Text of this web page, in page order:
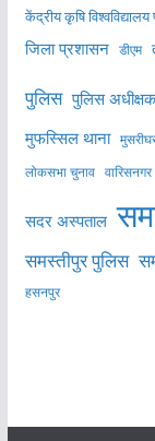
केंद्रीय कृषि विश्वविद्यालय
जिला प्रशासन डीएम
पुलिस पुलिस अधीक्षक
मुफस्सिल थाना
लोकसभा चुनाव वारिसनगर
सदर अस्पताल
समस्तीपुर पुलिस
हसनपुर